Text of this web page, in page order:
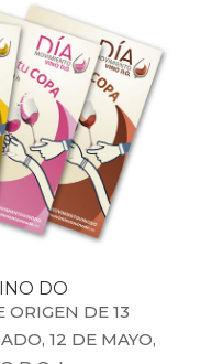
DO
DE 13
12 DE MAYO,